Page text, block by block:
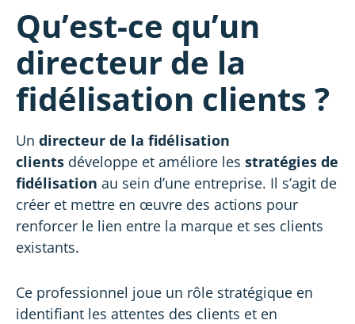
Qu’est-ce qu’un
directeur de la
fidélisation clients ?
Un directeur de la fidélisation
clients développe et améliore les stratégies de
fidélisation au sein d’une entreprise. Il s’agit de
créer et mettre en œuvre des actions pour
renforcer le lien entre la marque et ses clients
existants.
Ce professionnel joue un rôle stratégique en
identifiant les attentes des clients et en